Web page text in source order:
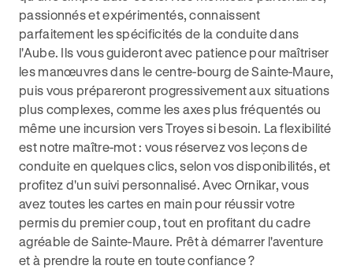
passionnés et expérimentés, connaissent
parfaitement les spécificités de la conduite dans
l'Aube. Ils vous guideront avec patience pour maîtriser
les manœuvres dans le centre-bourg de Sainte-Maure,
puis vous prépareront progressivement aux situations
plus complexes, comme les axes plus fréquentés ou
même une incursion vers Troyes si besoin. La flexibilité
est notre maître-mot : vous réservez vos leçons de
conduite en quelques clics, selon vos disponibilités, et
profitez d'un suivi personnalisé. Avec Ornikar, vous
avez toutes les cartes en main pour réussir votre
permis du premier coup, tout en profitant du cadre
agréable de Sainte-Maure. Prêt à démarrer l'aventure
et à prendre la route en toute confiance ?